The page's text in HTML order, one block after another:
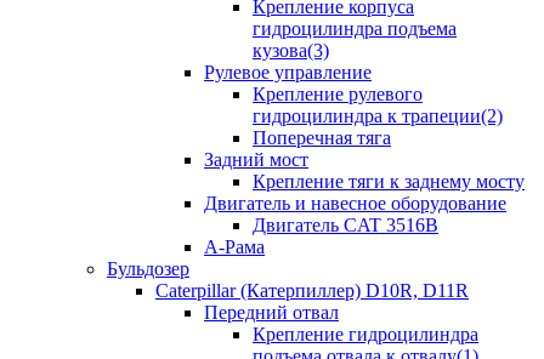
Крепление корпуса
гидроцилиндра подъема
кузова(3)
Рулевое управление
Крепление рулевого
гидроцилиндра к трапеции(2)
Поперечная тяга
Задний мост
Крепление тяги к заднему мосту
Двигатель и навесное оборудование
Двигатель CAT 3516B
А-Рама
Бульдозер
Caterpillar (Катерпиллер) D10R, D11R
Передний отвал
Крепление гидроцилиндра